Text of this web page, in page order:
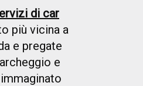
di car
più vicina a
e pregate
e